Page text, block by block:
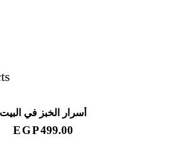
أسرار الخبز في البيت
EGP499.00